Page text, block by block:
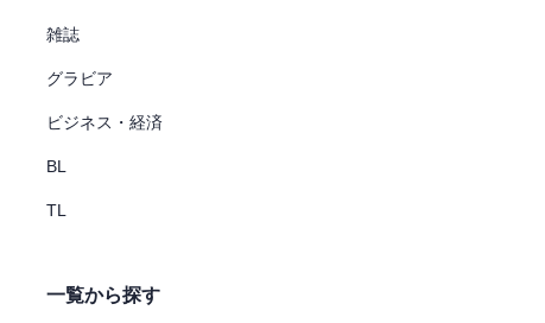
雑誌
グラビア
ビジネス・経済
BL
TL
一覧から探す